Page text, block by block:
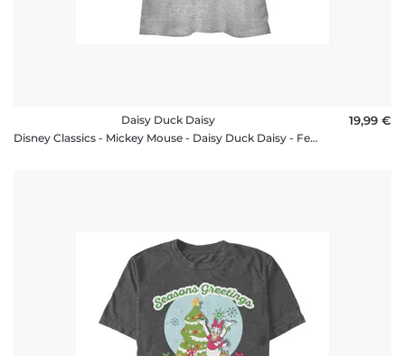
Daisy Duck Daisy
Disney Classics - Mickey Mouse - Daisy Duck Daisy - Femme T-shirt
19,99 €